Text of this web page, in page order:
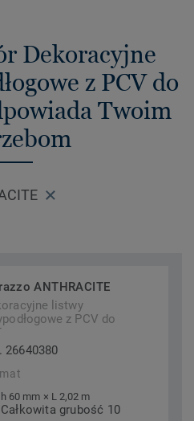
Dekoracyjne
z PCV do
Twoim
ANTHRACITE
listwy
z PCV do
26640380
h 60 mm × L 2,02 m
Całkowita grubość 10